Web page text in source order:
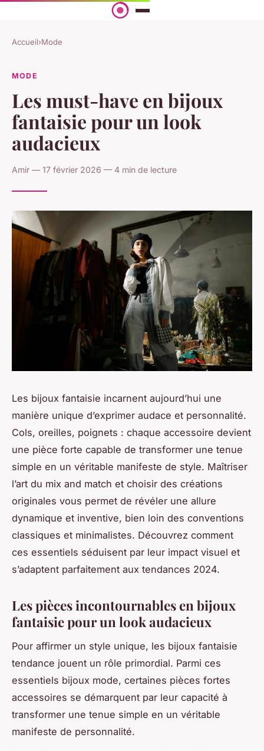
Accueil›Mode
MODE
Les must-have en bijoux
fantaisie pour un look
audacieux
Amir — 17 février 2026 — 4 min de lecture
Les bijoux fantaisie incarnent aujourd’hui une
manière unique d’exprimer audace et personnalité.
Cols, oreilles, poignets : chaque accessoire devient
une pièce forte capable de transformer une tenue
simple en un véritable manifeste de style. Maîtriser
l’art du mix and match et choisir des créations
originales vous permet de révéler une allure
dynamique et inventive, bien loin des conventions
classiques et minimalistes. Découvrez comment
ces essentiels séduisent par leur impact visuel et
s’adaptent parfaitement aux tendances 2024.
Les pièces incontournables en bijoux
fantaisie pour un look audacieux
Pour affirmer un style unique, les bijoux fantaisie
tendance jouent un rôle primordial. Parmi ces
essentiels bijoux mode, certaines pièces fortes
accessoires se démarquent par leur capacité à
transformer une tenue simple en un véritable
manifeste de personnalité.